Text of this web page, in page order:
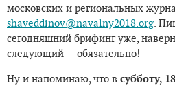
московских и региональных
shaveddinov@navalny2018.org.
сегодняшний брифинг уже,
следующий — обязательно!
Ну и напоминаю, что в субботу,